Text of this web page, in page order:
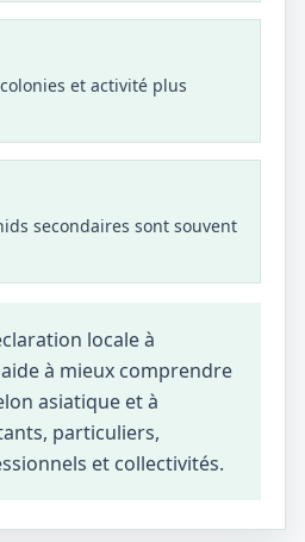
et activité plus
secondaires sont souvent
locale à
à mieux comprendre
asiatique et à
particuliers,
et collectivités.